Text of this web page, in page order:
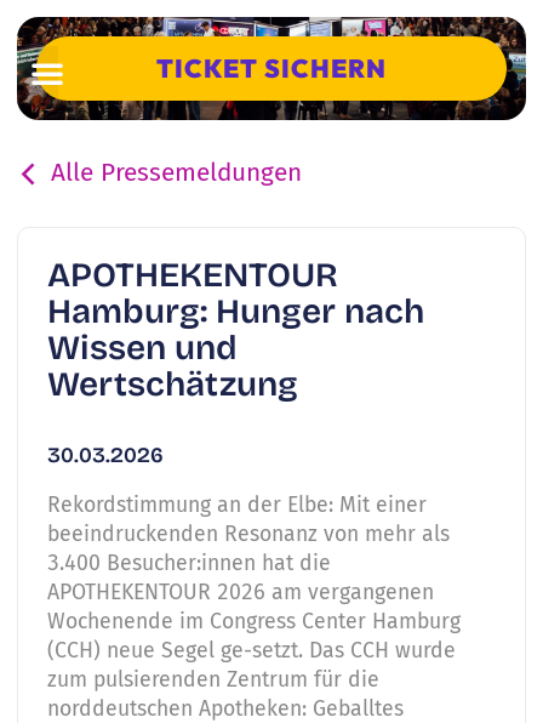
TICKET SICHERN
Alle Pressemeldungen
APOTHEKENTOUR
Hamburg: Hunger nach
Wissen und
Wertschätzung
30.03.2026
Rekordstimmung an der Elbe: Mit einer
beeindruckenden Resonanz von mehr als
3.400 Besucher:innen hat die
APOTHEKENTOUR 2026 am vergangenen
Wochenende im Congress Center Hamburg
(CCH) neue Segel ge-setzt. Das CCH wurde
zum pulsierenden Zentrum für die
norddeutschen Apotheken: Geballtes